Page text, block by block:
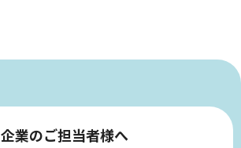
企業のご担当者様へ